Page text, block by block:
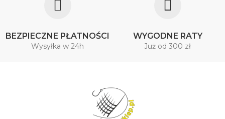
BEZPIECZNE PŁATNOŚCI
Wysyłka w 24h
WYGODNE RATY
Już od 300 zł